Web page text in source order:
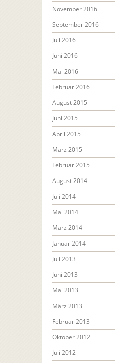
November 2016
September 2016
Juli 2016
Juni 2016
Mai 2016
Februar 2016
August 2015
Juni 2015
April 2015
März 2015
Februar 2015
August 2014
Juli 2014
Mai 2014
März 2014
Januar 2014
Juli 2013
Juni 2013
Mai 2013
März 2013
Februar 2013
Oktober 2012
Juli 2012